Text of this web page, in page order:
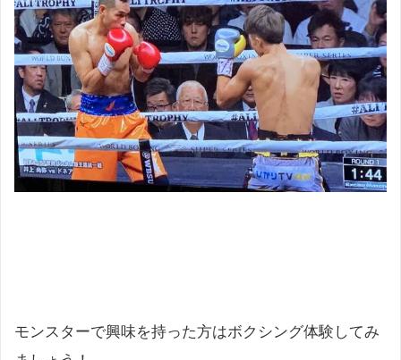
モンスターで興味を持った方はボクシング体験してみ